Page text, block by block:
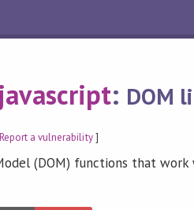
: DOM
Report a vulnerability]
(DOM) functions that work